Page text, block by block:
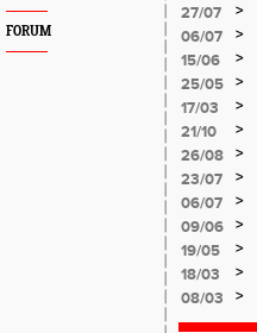
FORUM
27/07
>
06/07 >
15/06 >
25/05
>
17/03
>
21/10
>
26/08
>
23/07 >
06/07
>
09/06 >
19/05
>
18/03
>
08/03 >